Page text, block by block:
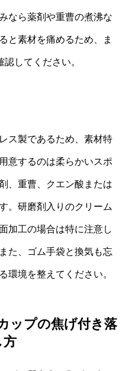
なら薬剤や重曹の煮沸な
と素材を痛めるため、ま
してください。
ス製であるため、素材特
意するのは柔らかいスポ
、重曹、クエン酸または
。研磨剤入りのクリーム
加工の場合は特に注意し
た、ゴム手袋と換気も忘
環境を整えてください。
ップの焦げ付き落
方